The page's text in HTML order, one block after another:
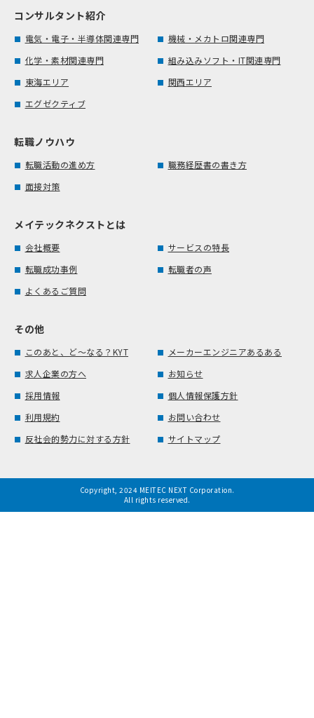
コンサルタント紹介
電気・電子・半導体関連専門
機械・メカトロ関連専門
化学・素材関連専門
組み込みソフト・IT関連専門
東海エリア
関西エリア
エグゼクティブ
転職ノウハウ
転職活動の進め方
職務経歴書の書き方
面接対策
メイテックネクストとは
会社概要
サービスの特長
転職成功事例
転職者の声
よくあるご質問
その他
このあと、ど～なる？KYT
メーカーエンジニアあるある
求人企業の方へ
お知らせ
採用情報
個人情報保護方針
利用規約
お問い合わせ
反社会的勢力に対する方針
サイトマップ
Copyright, 2024 MEITEC NEXT Corporation.
All rights reserved.